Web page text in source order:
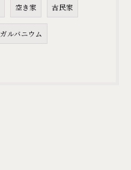
空き家 古民家
ガルバニウム